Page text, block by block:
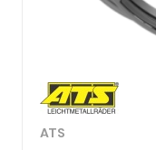
ATS